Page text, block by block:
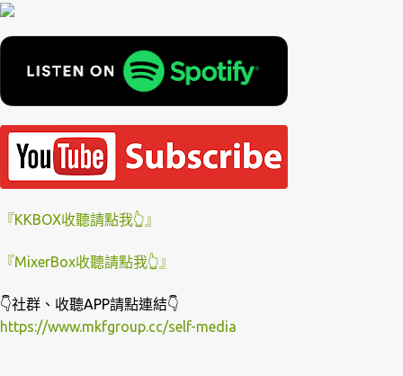
『KKBOX收聽請點我👆』
『MixerBox收聽請點我👆』
👇社群、收聽APP請點連結👇
https://www.mkfgroup.cc/self-media